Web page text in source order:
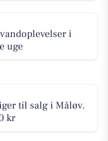
i
uge
til salg i Måløv.
kr